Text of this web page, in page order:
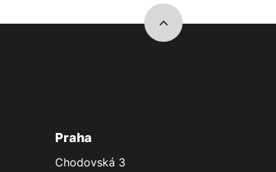
Praha
Chodovská 3